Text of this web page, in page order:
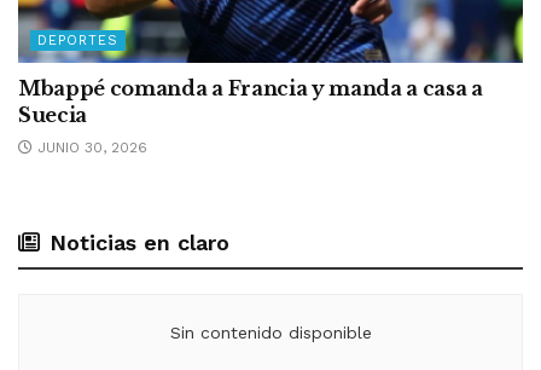
DEPORTES
Mbappé comanda a Francia y manda a casa a
Suecia
JUNIO 30, 2026
Noticias en claro
Sin contenido disponible